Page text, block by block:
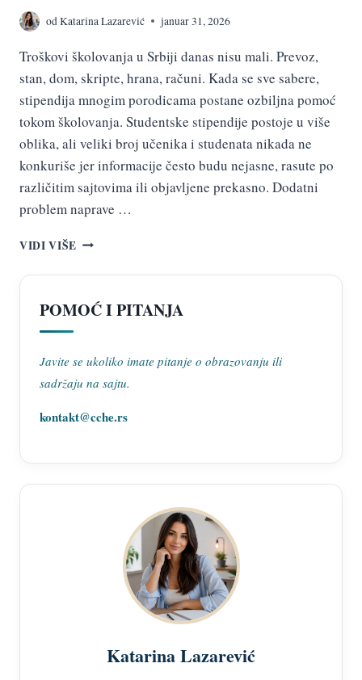
od Katarina Lazarević januar 31, 2026
Troškovi školovanja u Srbiji danas nisu mali. Prevoz,
stan, dom, skripte, hrana, računi. Kada se sve sabere,
stipendija mnogim porodicama postane ozbiljna pomoć
tokom školovanja. Studentske stipendije postoje u više
oblika, ali veliki broj učenika i studenata nikada ne
konkuriše jer informacije često budu nejasne, rasute po
različitim sajtovima ili objavljene prekasno. Dodatni
problem naprave …
VIDI VIŠE STUDENTSKE
UČENIČKE
U
USLOVI,
DOKUMENTACIJA,
KONKURSI
I
ISPLATE
POMOĆ I PITANJA
Javite se ukoliko imate pitanje o obrazovanju ili
sadržaju na sajtu.
kontakt@cche.rs
Katarina Lazarević